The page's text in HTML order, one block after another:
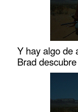
Y hay algo de
Brad